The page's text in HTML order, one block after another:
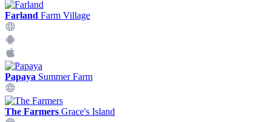
Farland Farm Village
Papaya Summer Farm
The Farmers Grace's Island